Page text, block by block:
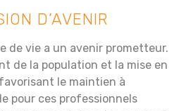
D’AVENIR
de vie a un avenir prometteur.
de la population et la mise en
le maintien à
pour ces professionnels